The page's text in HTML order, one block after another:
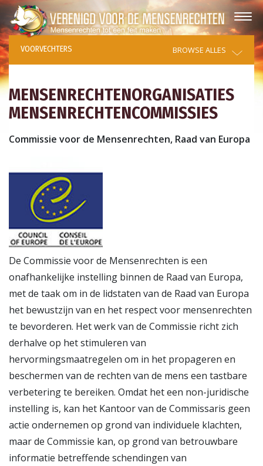
VOORVECHTERS BROWSE ALLES
MENSENRECHTENORGANISATIES
MENSENRECHTENCOMMISSIES
Commissie voor de Mensenrechten, Raad van Europa
De Commissie voor de Mensenrechten is een
onafhankelijke instelling binnen de Raad van Europa,
met de taak om in de lidstaten van de Raad van Europa
het bewustzijn van en het respect voor mensenrechten
te bevorderen. Het werk van de Commissie richt zich
derhalve op het stimuleren van
hervormingsmaatregelen om in het propageren en
beschermen van de rechten van de mens een tastbare
verbetering te bereiken. Omdat het een non-juridische
instelling is, kan het Kantoor van de Commissaris geen
actie ondernemen op grond van individuele klachten,
maar de Commissie kan, op grond van betrouwbare
informatie betreffende schendingen van